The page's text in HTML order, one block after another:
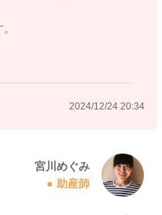
2024/12/24 20:34
宮川めぐみ
助産師